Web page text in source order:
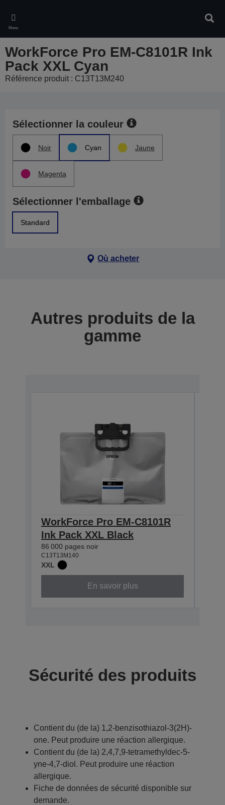
main
content
Menu
WorkForce Pro EM-C8101R Ink
Pack XXL Cyan
Référence produit : C13T13M240
Sélectionner la couleur
Noir Cyan Jaune
Magenta
Sélectionner l'emballage
Standard
Où acheter
Autres produits de la
gamme
WorkForce Pro EM-C8101R
Ink Pack XXL Black
86 000 pages noir
C13T13M140
XXL
En savoir plus
Sécurité des produits
Contient du (de la) 1,2-benzisothiazol-3(2H)-
one. Peut produire une réaction allergique.
Contient du (de la) 2,4,7,9-tetramethyldec-5-
yne-4,7-diol. Peut produire une réaction
allergique.
Fiche de données de sécurité disponible sur
demande.